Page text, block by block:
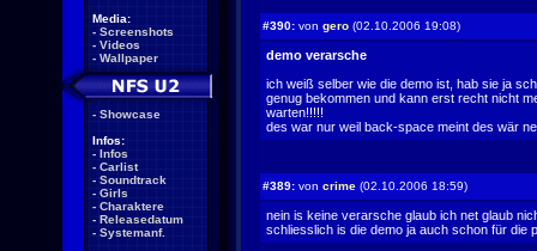
Media:
- Screenshots
- Videos
- Wallpaper
- Showcase
Infos:
- Infos
- Carlist
- Soundtrack
- Girls
- Charaktere
- Releasedatum
- Systemanf.
#390: von gero (02.10.2006 19:08)
demo verarsche
ich weiß selber wie die demo ist, hab sie ja
genug bekommen und kann erst recht nicht
warten!!!!!
des war nur weil back-space meint des wär
#389: von crime (02.10.2006 18:59)
nein is keine verarsche glaub ich net glaub
schliesslich is die demo ja auch schon für die